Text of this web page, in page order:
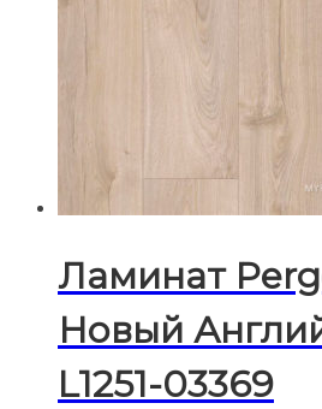
Ламинат
Новый
L1251-03369